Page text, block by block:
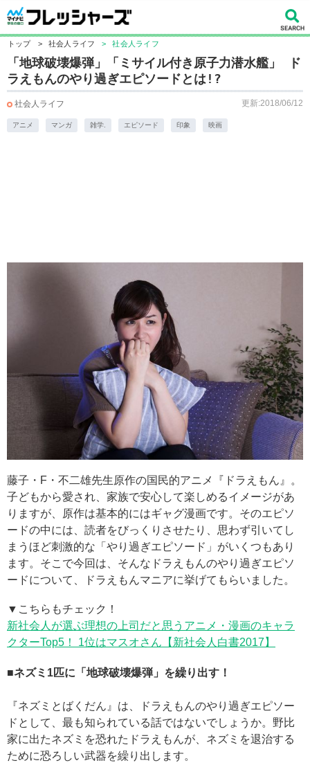
トップ > 社会人ライフ > 社会人ライフ
「地球破壊爆弾」「ミサイル付き原子力潜水艦」 ド
ラえもんのやり過ぎエピソードとは!?
社会人ライフ 更新:2018/06/12
アニメ マンガ 雑学. エピソード 印象 映画
藤子・F・不二雄先生原作の国民的アニメ『ドラえもん』。
子どもから愛され、家族で安心して楽しめるイメージがあ
りますが、原作は基本的にはギャグ漫画です。そのエピソ
ードの中には、読者をびっくりさせたり、思わず引いてし
まうほど刺激的な「やり過ぎエピソード」がいくつもあり
ます。そこで今回は、そんなドラえもんのやり過ぎエピソ
ードについて、ドラえもんマニアに挙げてもらいました。
▼こちらもチェック！
新社会人が選ぶ理想の上司だと思うアニメ・漫画のキャラ
クターTop5！ 1位はマスオさん【新社会人白書2017】
■ネズミ1匹に「地球破壊爆弾」を繰り出す！
『ネズミとばくだん』は、ドラえもんのやり過ぎエピソー
ドとして、最も知られている話ではないでしょうか。野比
家に出たネズミを恐れたドラえもんが、ネズミを退治する
ために恐ろしい武器を繰り出します。